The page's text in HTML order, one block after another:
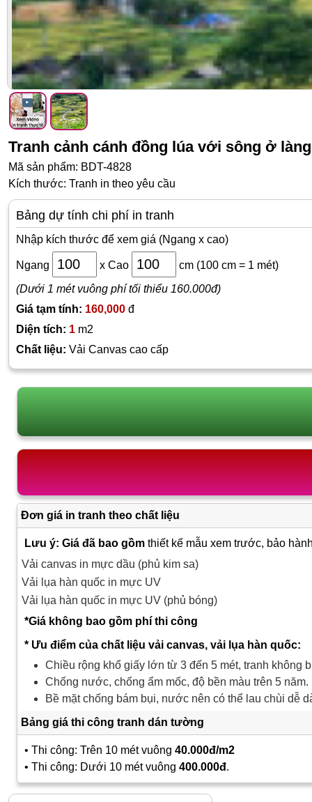
Sàn nhựa
Đồng hồ
Đèn ngủ
Bán chạy
Giảm giá
Gương trang trí
Decal Halloween
Bài viết
Liên hệ
Tranh cảnh cánh đồng lúa với sông ở
Mã sản phẩm: BDT-4828
Kích thước: Tranh in theo yêu cầu
Bảng dự tính chi phí in tranh
Nhập kích thước để xem giá (Ngang x cao)
Ngang x Cao cm (100 cm = 1 mét)
(Dưới 1 mét vuông phí tối thiểu 160.000đ)
Giá tạm tính: 160,000 đ
Diện tích: 1 m2
Chất liệu: Vải Canvas cao cấp
Đơn giá in tranh theo chất liệu
Lưu ý: Giá đã bao gồmthiết kế mẫu xem trước, bảo
Vải canvas in mực dầu (phủ kim sa)
Vải lụa hàn quốc in mực UV
Vải lụa hàn quốc in mực UV (phủ bóng)
*Giá không bao gồm phí thi công
* Ưu điểm của chất liệu vải canvas, vải lụa hàn quốc:
Chiều rộng khổ giấy lớn từ 3 đến 5 mét, tranh không
Chống nước, chống ẩm mốc, độ bền màu trên 5 năm.
Bề mặt chống bám bụi, nước nên có thể lau chùi dễ
Bảng giá thi công tranh dán tường
• Thi công: Trên 10 mét vuông 40.000đ/m2
• Thi công: Dưới 10 mét vuông 400.000đ.